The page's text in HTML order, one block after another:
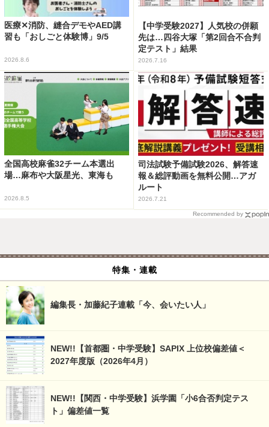
医療✕消防、縫合デモやAED講
習も「おしごと体験博」9/5
2026.8.6
【中学受験2027】人気校の併願
先は…四谷大塚「第2回合不合判
定テスト」結果
2026.7.16
全国高校麻雀32チーム本選出
場…麻布や大阪星光、東海も
2026.8.5
司法試験予備試験2026、解答速
報＆総評動画を無料公開…アガ
ルート
2026.7.21
Recommended by
特集・連載
編集長・加藤紀子連載「今、会いたい人」
NEW!!【首都圏・中学受験】SAPIX 上位校偏差値＜
2027年度版（2026年4月）
NEW!!【関西・中学受験】浜学園「小6合否判定テス
ト」偏差値一覧